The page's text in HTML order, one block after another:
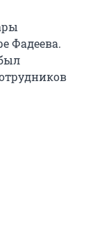
Фадеева.